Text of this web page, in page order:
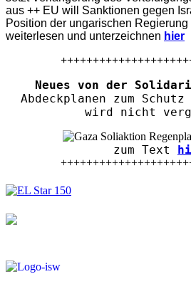
aus ++ EU will Sanktionen gegen
Position der ungarischen
weiterlesen und unterzeichnen hier
Neues von der
Abdeckplanen zum
wird nicht
zum Text